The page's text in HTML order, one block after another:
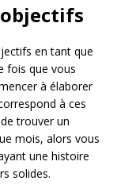
objectifs
en tant que
fois que vous
à élaborer
à ces
trouver un
mois, alors vous
une histoire
solides.